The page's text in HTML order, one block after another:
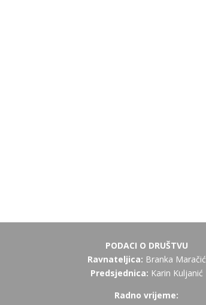
PODACI O DRUŠTVU
Ravnateljica: Branka Maračić
Predsjednica: Karin Kuljanić
Radno vrijeme: